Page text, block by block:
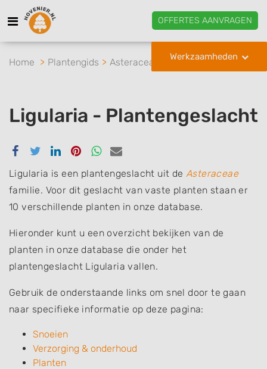
OFFERTES AANVRAGEN
Werkzaamheden
Home Plantengids Asteraceae Ligularia
Ligularia - Plantengeslacht
Delen
Facebook
Delen
Twitter
Delen
Linkedin
Delen
Pinterest
Delen
Whatsapp
Delen
email
Ligularia is een plantengeslacht uit de Asteraceae
familie. Voor dit geslacht van vaste planten staan er
10 verschillende planten in onze database.
Hieronder kunt u een overzicht bekijken van de
planten in onze database die onder het
plantengeslacht Ligularia vallen.
Gebruik de onderstaande links om snel door te gaan
naar specifieke informatie op deze pagina:
Snoeien
Verzorging & onderhoud
Planten